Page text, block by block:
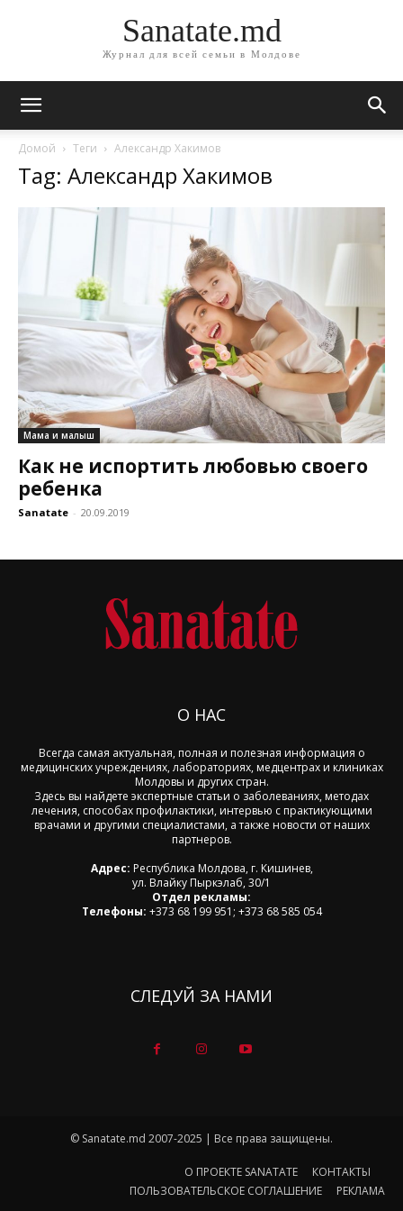
Sanatate.md
Журнал для всей семьи в Молдове
Домой Теги Александр Хакимов
Tag: Александр Хакимов
Мама и малыш
Как не испортить любовью своего
ребенка
Sanatate - 20.09.2019
О НАС
Всегда самая актуальная, полная и полезная информация о
медицинских учреждениях, лабораториях, медцентрах и клиниках
Молдовы и других стран.
Здесь вы найдете экспертные статьи о заболеваниях, методах
лечения, способах профилактики, интервью с практикующими
врачами и другими специалистами, а также новости от наших
партнеров.
Адрес: Республика Молдова, г. Кишинев,
ул. Влайку Пыркэлаб, 30/1
Отдел рекламы:
Телефоны: +373 68 199 951; +373 68 585 054
СЛЕДУЙ ЗА НАМИ
© Sanatate.md 2007-2025 | Все права защищены.
О ПРОЕКТЕ SANATATE
КОНТАКТЫ
ПОЛЬЗОВАТЕЛЬСКОЕ СОГЛАШЕНИЕ
РЕКЛАМА